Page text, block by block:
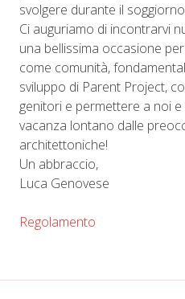
svolgere durante il
Ci auguriamo di incontrarvi
una bellissima occasione
come comunità,
sviluppo di Parent Project,
genitori e permettere a noi
vacanza lontano dalle
architettoniche!
Un abbraccio,
Luca Genovese
Regolamento